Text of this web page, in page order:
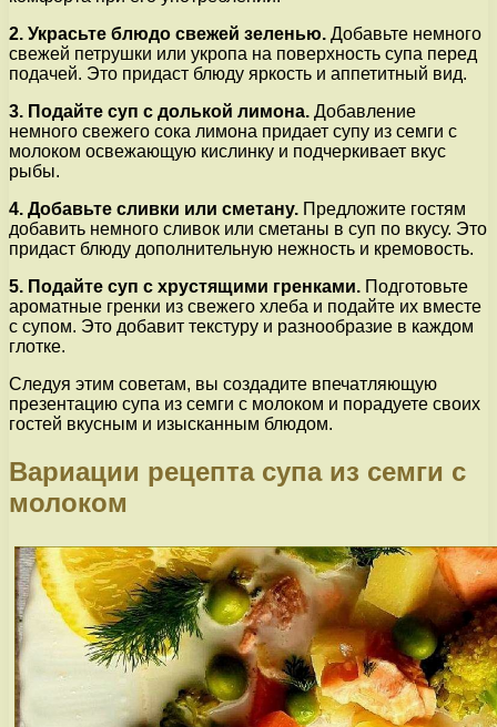
2. Украсьте блюдо свежей зеленью. Добавьте немного
свежей петрушки или укропа на поверхность супа перед
подачей. Это придаст блюду яркость и аппетитный вид.
3. Подайте суп с долькой лимона. Добавление
немного свежего сока лимона придает супу из семги с
молоком освежающую кислинку и подчеркивает вкус
рыбы.
4. Добавьте сливки или сметану. Предложите гостям
добавить немного сливок или сметаны в суп по вкусу. Это
придаст блюду дополнительную нежность и кремовость.
5. Подайте суп с хрустящими гренками. Подготовьте
ароматные гренки из свежего хлеба и подайте их вместе
с супом. Это добавит текстуру и разнообразие в каждом
глотке.
Следуя этим советам, вы создадите впечатляющую
презентацию супа из семги с молоком и порадуете своих
гостей вкусным и изысканным блюдом.
Вариации рецепта супа из семги с
молоком